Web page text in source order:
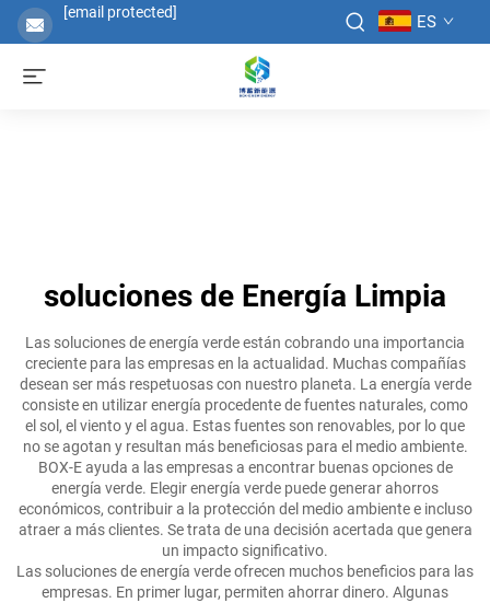
[email protected] ES
soluciones de Energía Limpia
Las soluciones de energía verde están cobrando una importancia
creciente para las empresas en la actualidad. Muchas compañías
desean ser más respetuosas con nuestro planeta. La energía verde
consiste en utilizar energía procedente de fuentes naturales, como
el sol, el viento y el agua. Estas fuentes son renovables, por lo que
no se agotan y resultan más beneficiosas para el medio ambiente.
BOX-E ayuda a las empresas a encontrar buenas opciones de
energía verde. Elegir energía verde puede generar ahorros
económicos, contribuir a la protección del medio ambiente e incluso
atraer a más clientes. Se trata de una decisión acertada que genera
un impacto significativo.
Las soluciones de energía verde ofrecen muchos beneficios para las
empresas. En primer lugar, permiten ahorrar dinero. Algunas